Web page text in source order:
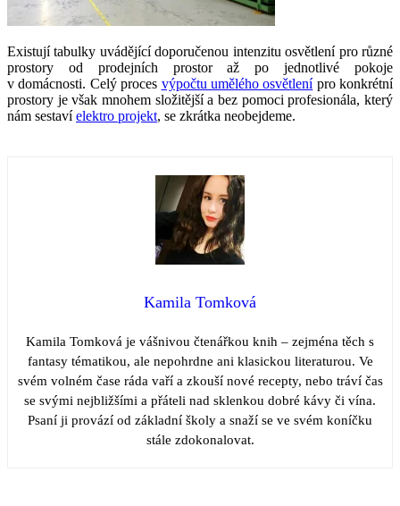
Existují tabulky uvádějící doporučenou intenzitu osvětlení pro různé
prostory od prodejních prostor až po jednotlivé pokoje
v domácnosti. Celý proces výpočtu umělého osvětlenípro konkrétní
prostory je však mnohem složitější a bez pomoci profesionála, který
nám sestavíelektro projekt, se zkrátka neobejdeme.
Kamila Tomková
Kamila Tomková je vášnivou čtenářkou knih – zejména těch s
fantasy tématikou, ale nepohrdne ani klasickou literaturou. Ve
svém volném čase ráda vaří a zkouší nové recepty, nebo tráví čas
se svými nejbližšími a přáteli nad sklenkou dobré kávy či vína.
Psaní ji provází od základní školy a snaží se ve svém koníčku
stále zdokonalovat.